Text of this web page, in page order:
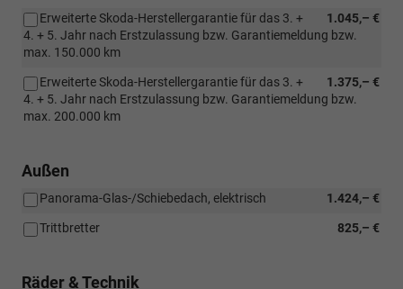
1.045,– €
Erweiterte Skoda-Herstellergarantie für das 3. +
4. + 5. Jahr nach Erstzulassung bzw. Garantiemeldung bzw.
max. 150.000 km
1.375,– €
Erweiterte Skoda-Herstellergarantie für das 3. +
4. + 5. Jahr nach Erstzulassung bzw. Garantiemeldung bzw.
max. 200.000 km
Außen
1.424,– €
Panorama-Glas-/Schiebedach, elektrisch
825,– €
Trittbretter
Räder & Technik